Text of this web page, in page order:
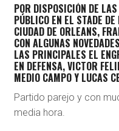
POR DISPOSICIÓN DE
PÚBLICO EN EL STADE
CIUDAD DE ORLEANS,
CON ALGUNAS
LAS PRINCIPALES EL
EN DEFENSA, VICTOR
MEDIO CAMPO Y LUCAS
Partido parejo y con
media hora.